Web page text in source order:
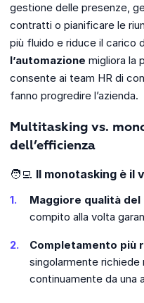
gestione delle presenze,
contratti o pianificare le
più fluido e riduce il carico
l’automazione migliora la
consente ai team HR di
fanno progredire l’azienda.
Multitasking vs.
dell’efficienza
🧑‍💻 Il monotasking è il
Maggiore qualità del
compito alla volta
Completamento più
singolarmente
continuamente da una